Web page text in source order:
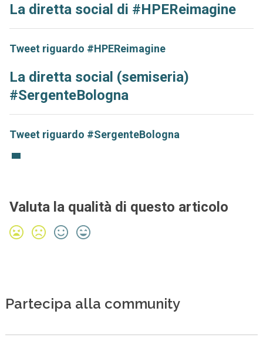
La diretta social di #HPEReimagine
Tweet riguardo #HPEReimagine
La diretta social (semiseria)
#SergenteBologna
Tweet riguardo #SergenteBologna
Valuta la qualità di questo articolo
Partecipa alla community